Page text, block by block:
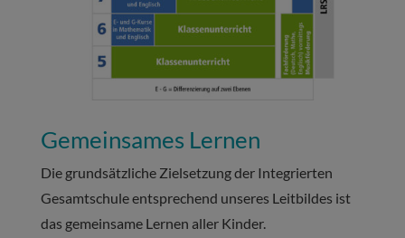
Gemeinsames Lernen
Die grundsätzliche Zielsetzung der Integrierten
Gesamtschule entsprechend unseres Leitbildes ist
das gemeinsame Lernen aller Kinder.